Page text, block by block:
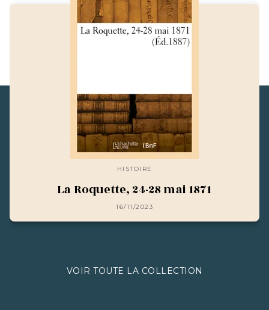
HISTOIRE
La Roquette, 24-28 mai 1871
16/11/2023
VOIR TOUTE LA COLLECTION